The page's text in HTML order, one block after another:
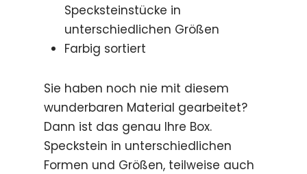
Specksteinstücke in
unterschiedlichen Größen
Farbig sortiert
Sie haben noch nie mit diesem
wunderbaren Material gearbeitet?
Dann ist das genau Ihre Box.
Speckstein in unterschiedlichen
Formen und Größen, teilweise auch